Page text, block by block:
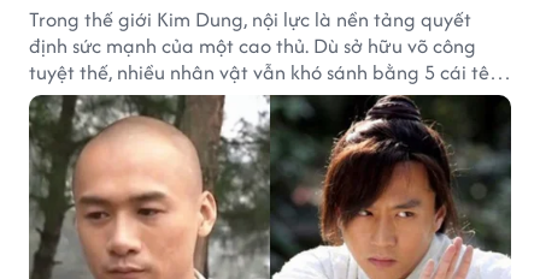
Trong thế giới Kim Dung, nội lực là nền tảng quyết
định sức mạnh của một cao thủ. Dù sở hữu võ công
tuyệt thế, nhiều nhân vật vẫn khó sánh bằng 5 cái tên
dưới đây về độ thâm hậu của chân khí.